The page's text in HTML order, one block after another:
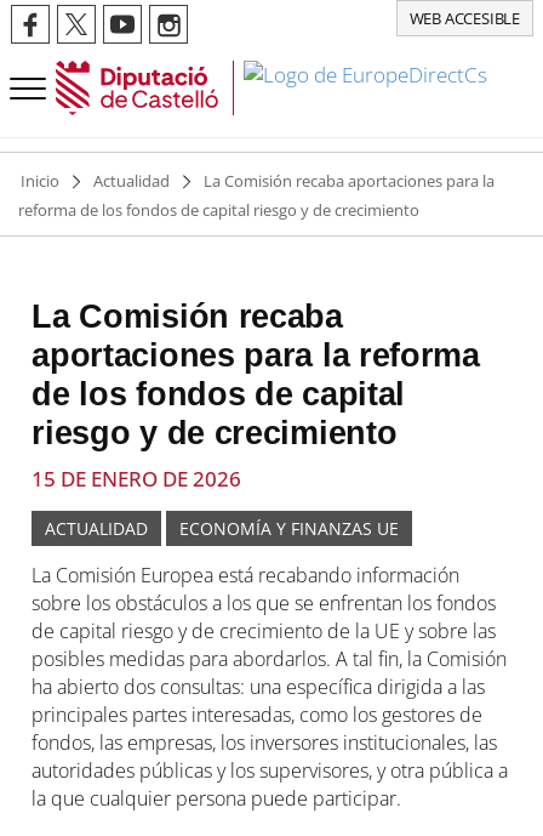
WEB ACCESIBLE
Inicio Actualidad
La Comisión recaba aportaciones para la
reforma de los fondos de capital riesgo y de crecimiento
La Comisión recaba
aportaciones para la reforma
de los fondos de capital
riesgo y de crecimiento
15 DE ENERO DE 2026
ACTUALIDAD ECONOMÍA Y FINANZAS UE
La Comisión Europea está recabando información
sobre los obstáculos a los que se enfrentan los fondos
de capital riesgo y de crecimiento de la UE y sobre las
posibles medidas para abordarlos. A tal fin, la Comisión
ha abierto dos consultas: una específica dirigida a las
principales partes interesadas, como los gestores de
fondos, las empresas, los inversores institucionales, las
autoridades públicas y los supervisores, y otra pública a
la que cualquier persona puede participar.